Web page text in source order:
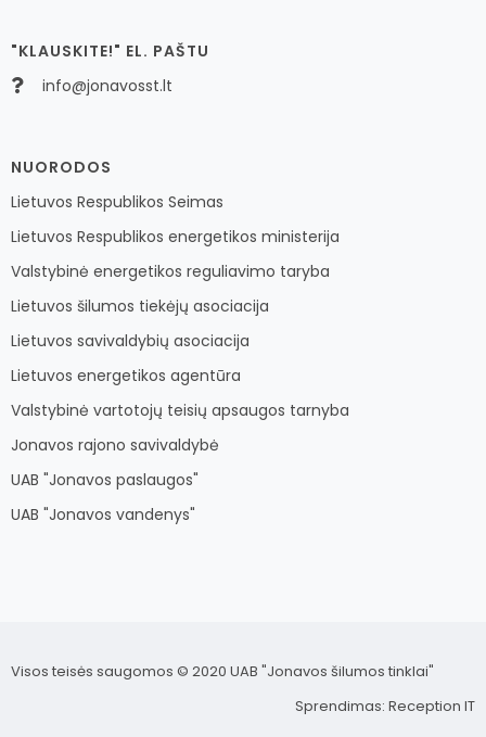
"KLAUSKITE!" EL. PAŠTU
info@jonavosst.lt
NUORODOS
Lietuvos Respublikos Seimas
Lietuvos Respublikos energetikos ministerija
Valstybinė energetikos reguliavimo taryba
Lietuvos šilumos tiekėjų asociacija
Lietuvos savivaldybių asociacija
Lietuvos energetikos agentūra
Valstybinė vartotojų teisių apsaugos tarnyba
Jonavos rajono savivaldybė
UAB "Jonavos paslaugos"
UAB "Jonavos vandenys"
Visos teisės saugomos © 2020 UAB "Jonavos šilumos tinklai"
Sprendimas: Reception IT